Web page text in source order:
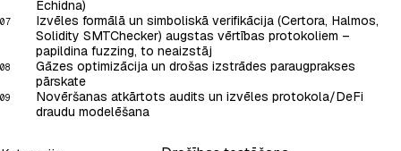
Echidna)
07
Izvēles formālā un simboliskā verifikācija (Certora, Halmos,
Solidity SMTChecker) augstas vērtības protokoliem –
papildina fuzzing, to neaizstāj
08
Gāzes optimizācija un drošas izstrādes paraugprakses
pārskate
09
Novēršanas atkārtots audits un izvēles protokola/DeFi
draudu modelēšana